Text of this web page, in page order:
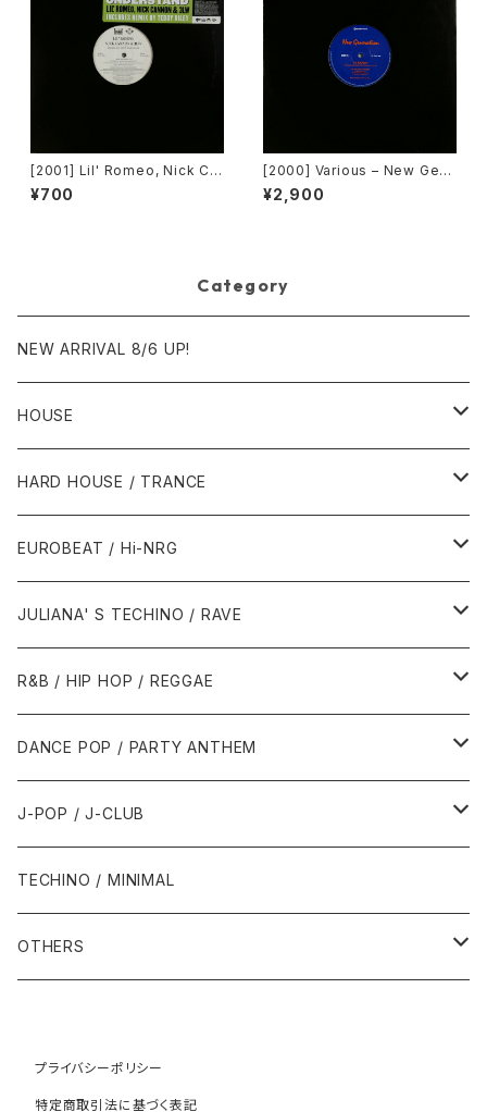
[2001] Lil' Romeo, Nick Ca
nnon & 3LW – Parents Just
Don't Understand [Jive, Ni
¥700
[2000] Various – New Gen
eration / Back To The "Dis
co" ~私もDiscoへ連れていっ
¥2,900
Category
NEW ARRIVAL 8/6 UP!
HOUSE
1980年代
1987年・以前
1988年
1990年代
1990年
1991年
1995年
1996年
1998年
2000年代
2000年
2001年
2005年
2010年代
2010年
2011年
HARD HOUSE / TRANCE
1990年代
1994年・以前
1995年
1999年
2000年代
2000年
2001年
2005年
EUROBEAT / Hi-NRG
1980年代
1986年・以前
1987年
1990年代
1990年
1991年
2000年代
JULIANA' S TECHINO / RAVE
1990年代
1990年
1991年
2000年代
2000年
2001年
R&B / HIP HOP / REGGAE
1980年代
1985年・以前
1986年
1990年代
1990年
1991年
1993年
2000年代
2000年
2002年
DANCE POP / PARTY ANTHEM
1980年代
1988年・以前
1989年
1990年代
1990年
1992年
2000年代
2001年
J-POP / J-CLUB
1980年代
1990年代
1991年
2000年
TECHINO / MINIMAL
OTHERS
1985年・以前
1990年代
プライバシーポリシー
特定商取引法に基づく表記